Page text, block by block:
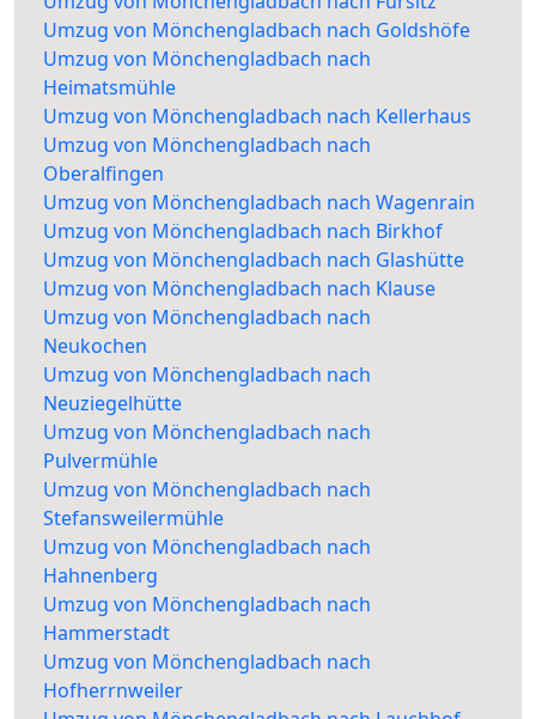
Umzug von Mönchengladbach nach Goldshöfe
Umzug von Mönchengladbach nach
Heimatsmühle
Umzug von Mönchengladbach nach Kellerhaus
Umzug von Mönchengladbach nach
Oberalfingen
Umzug von Mönchengladbach nach Wagenrain
Umzug von Mönchengladbach nach Birkhof
Umzug von Mönchengladbach nach Glashütte
Umzug von Mönchengladbach nach Klause
Umzug von Mönchengladbach nach
Neukochen
Umzug von Mönchengladbach nach
Neuziegelhütte
Umzug von Mönchengladbach nach
Pulvermühle
Umzug von Mönchengladbach nach
Stefansweilermühle
Umzug von Mönchengladbach nach
Hahnenberg
Umzug von Mönchengladbach nach
Hammerstadt
Umzug von Mönchengladbach nach
Hofherrnweiler